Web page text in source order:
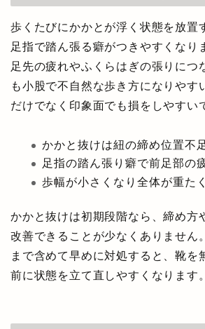
歩くたびにかかとが浮く状態を放置
足指で踏ん張る癖がつきやすくなり
足先の疲れやふくらはぎの張りにつ
も小股で不自然な歩き方になりやす
だけでなく印象面でも損をしやすい
かかと抜けは紐の締め位置不
足指の踏ん張り癖で前足部の
歩幅が小さくなり全体が重た
かかと抜けは初期段階なら、締め方
改善できることが少なくありません
まで含めて早めに対処すると、靴を
前に状態を立て直しやすくなります。